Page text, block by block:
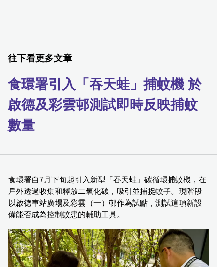
往下看更多文章
食環署引入「吞天蛙」捕蚊機 於
啟德及彩雲邨測試即時反映捕蚊
數量
食環署自7月下旬起引入新型「吞天蛙」碳循環捕蚊機，在
戶外透過收集和釋放二氧化碳，吸引並捕捉蚊子。現階段
以啟德車站廣場及彩雲（一）邨作為試點，測試這項新設
備能否成為控制蚊患的輔助工具。